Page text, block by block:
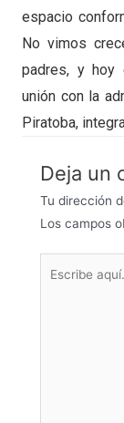
espacio
No vimos
padres, y hoy
unión con la
Piratoba,
Deja un
Tu dirección
Los campos